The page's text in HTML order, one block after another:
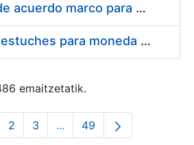
Contratación de acuerdo marco para el Suministro de Material de Electricidad para la Fábrica Nacional de Moneda y Timbre-Real Casa de la Moneda en su centro de trabajo de Burgos
Suministro de estuches para moneda de 30 €
emaitzetatik.
Orrialdea
2 Orrialdea
3 ...Intermediate Pages Use
Orrialdea
49